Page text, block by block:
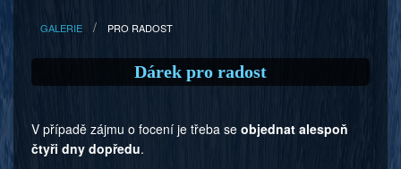
Zdeněk Hajný
Galerie
GALERIE PRO RADOST
Dárek pro radost
V případě zájmu o focení je třeba se objednat alespoň
čtyři dny dopředu.